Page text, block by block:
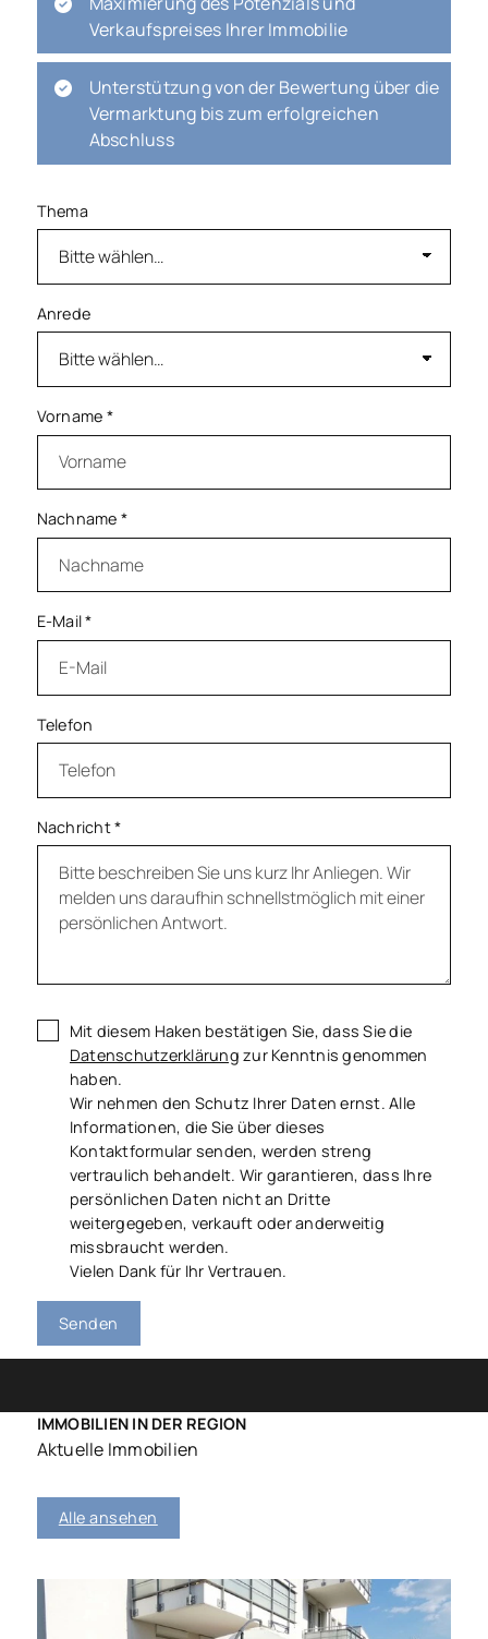
Verkaufspreises Ihrer Immobilie
Unterstützung von der Bewertung über die
Vermarktung bis zum erfolgreichen
Abschluss
Thema
Anrede
Vorname *
Nachname *
E-Mail*
Telefon
Nachricht*
Mit diesem Haken bestätigen Sie, dass Sie die
Datenschutzerklärung zur Kenntnis genommen
haben.
Wir nehmen den Schutz Ihrer Daten ernst. Alle
Informationen, die Sie über dieses
Kontaktformular senden, werden streng
vertraulich behandelt. Wir garantieren, dass Ihre
persönlichen Daten nicht an Dritte
weitergegeben, verkauft oder anderweitig
missbraucht werden.
Vielen Dank für Ihr Vertrauen.
Senden
IMMOBILIEN IN DER REGION
Aktuelle Immobilien
Alle ansehen